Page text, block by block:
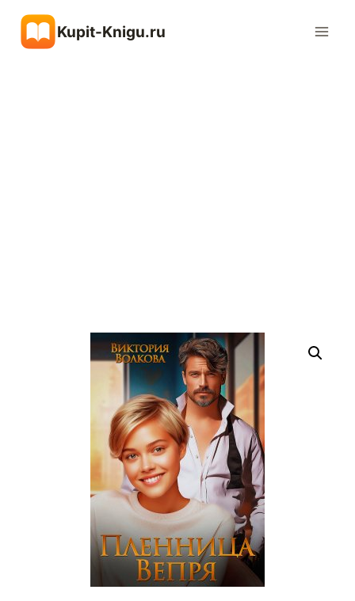
содержимому
Kupit-Knigu.ru